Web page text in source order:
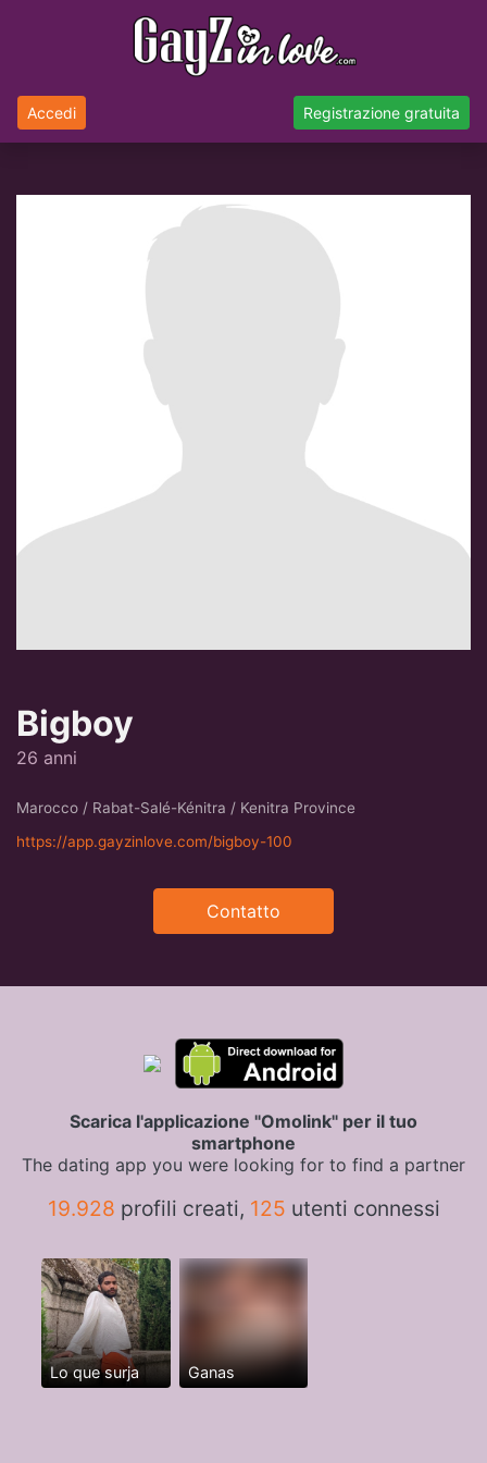
Accedi Registrazione gratuita
Bigboy
26 anni
Marocco / Rabat-Salé-Kénitra / Kenitra Province
https://app.gayzinlove.com/bigboy-100
Contatto
Scarica l'applicazione "Omolink" per il tuo
smartphone
The dating app you were looking for to find a partner
19.928 profili creati, 125 utenti connessi
Lo que surja Ganas